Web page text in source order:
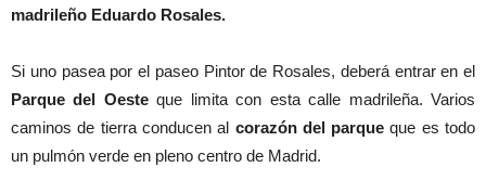
madrileño Eduardo Rosales.
Si uno pasea por el paseo Pintor de Rosales, deberá entrar en el
Parque del Oesteque limita con esta calle madrileña. Varios
caminos de tierra conducen al corazón del parque que es todo
un pulmón verde en pleno centro de Madrid.